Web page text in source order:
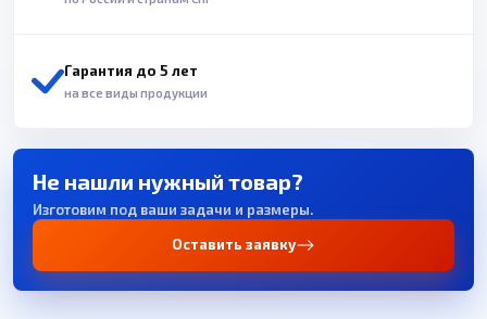
Гарантия до 5 лет
на все виды продукции
Не нашли нужный товар?
Изготовим под ваши задачи и размеры.
Оставить заявку